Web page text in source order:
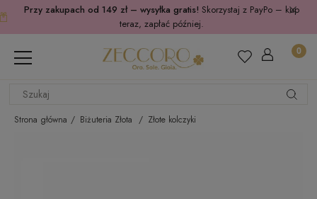
Przy zakupach od 149 zł – wysyłka gratis! Skorzystaj z PayPo – kup
teraz, zapłać później.
Strona główna Biżuteria Złota Złote kolczyki